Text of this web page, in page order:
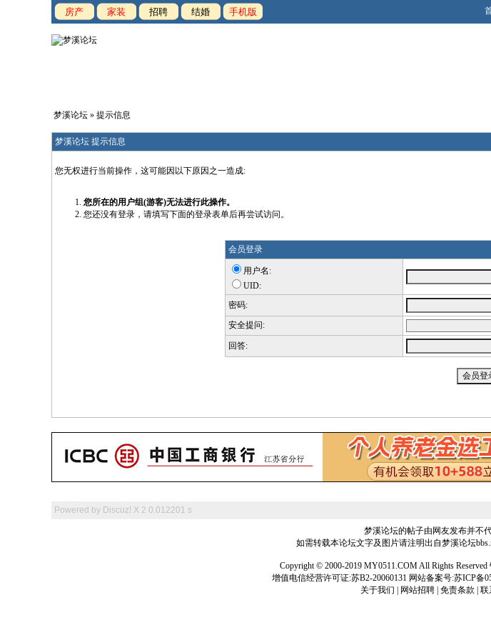
房产 家装 招聘 结婚 手机版
梦溪论坛 » 提示信息
梦溪论坛 提示信息
您无权进行当前操作，这可能因以下原因之一造成:
您所在的用户组(游客)无法进行此操作。
您还没有登录，请填写下面的登录表单后再尝试访问。
会员登录
用户名:
UID:
密码:
安全提问:
回答:
Powered by Discuz! X 2 0.012201 s
梦溪论坛的帖子由网友发布并不
如需转载本论坛文字及图片请注明出自梦溪论坛
Copyright © 2000-2019 MY0511.COM All Rights
增值电信经营许可证:苏B2-20060131 网站备案号:苏ICP备
关于我们
网站招聘 免责条款 联